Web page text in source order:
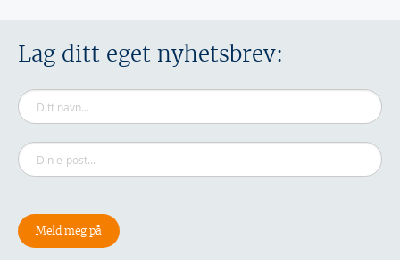
Lag ditt eget nyhetsbrev: